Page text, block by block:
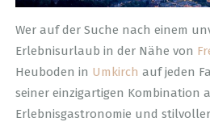
Wer auf der Suche nach einem
Erlebnisurlaub in der Nähe von
Heuboden in Umkirch auf jeden
seiner einzigartigen Kombination
Erlebnisgastronomie und